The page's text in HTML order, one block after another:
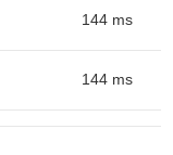
144 ms
144 ms